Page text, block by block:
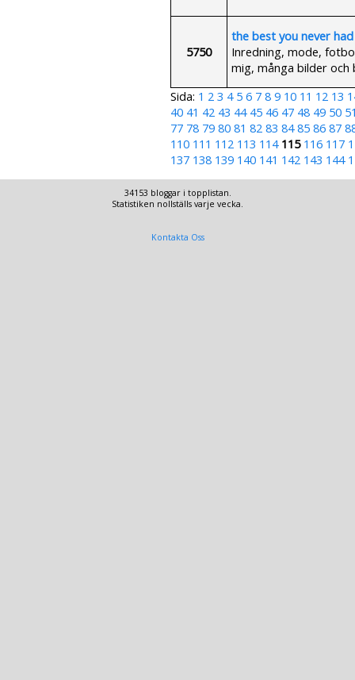
5750
the best you never had
Inredning, mode,
mig, många bilder
Sida: 1 2 3 4 5 6 7 8 9 10 11 12 13
40 41 42 43 44 45 46 47 48 49 50
77 78 79 80 81 82 83 84 85 86 87
110 111 112 113 114 115 116 117
137 138 139 140 141 142 143 144
34153 bloggar i topplistan.
Statistiken nollställs varje vecka.
Kontakta Oss